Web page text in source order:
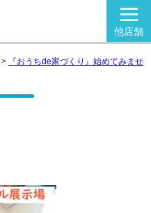
他店舗
> 『おうちde家づくり』始めてみませ